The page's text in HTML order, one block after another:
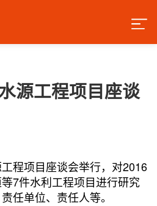
源工程项目座谈
程项目座谈会举行，对2016
7件水利工程项目进行研究
任单位、责任人等。